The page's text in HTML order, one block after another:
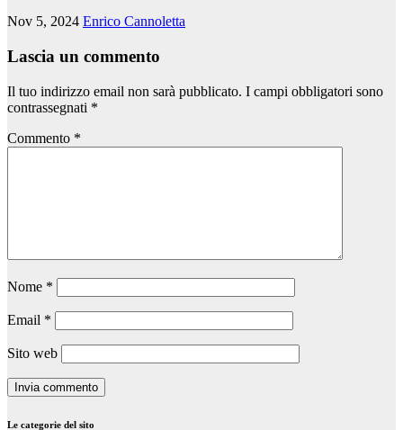
Nov 5, 2024 Enrico Cannoletta
Lascia un commento
Il tuo indirizzo email non sarà pubblicato. I campi obbligatori sono
contrassegnati *
Commento *
Nome *
Email *
Sito web
Le categorie del sito